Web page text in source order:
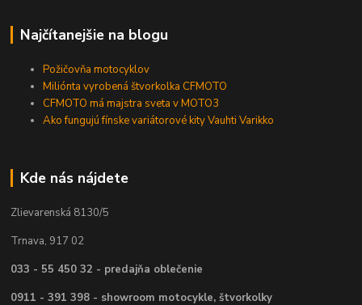
Najčítanejšie na blogu
Požičovňa motocyklov
Miliónta vyrobená štvorkolka CFMOTO
CFMOTO má majstra sveta v MOTO3
Ako fungujú fínske variátorové kity Vauhti Varikko
Kde nás nájdete
Zlievarenská 8130/5
Trnava, 917 02
033 - 55 450 32 - predajňa oblečenie
0911 - 391 398 - showroom motocykle, štvorkolky